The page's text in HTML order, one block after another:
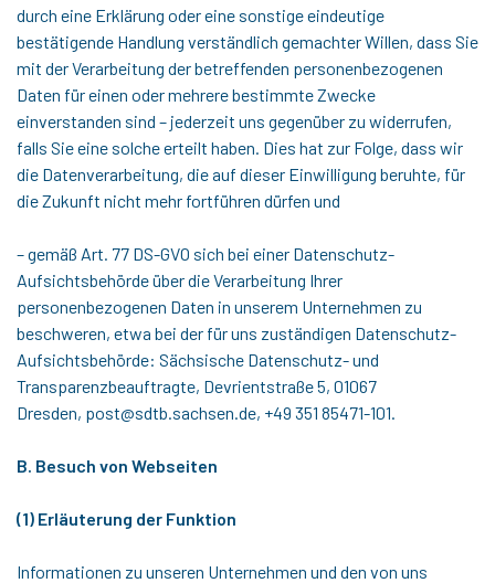
durch eine Erklärung oder eine sonstige eindeutige
bestätigende Handlung verständlich gemachter Willen, dass Sie
mit der Verarbeitung der betreffenden personenbezogenen
Daten für einen oder mehrere bestimmte Zwecke
einverstanden sind – jederzeit uns gegenüber zu widerrufen,
falls Sie eine solche erteilt haben. Dies hat zur Folge, dass wir
die Datenverarbeitung, die auf dieser Einwilligung beruhte, für
die Zukunft nicht mehr fortführen dürfen und
– gemäß Art. 77 DS-GVO sich bei einer Datenschutz-
Aufsichtsbehörde über die Verarbeitung Ihrer
personenbezogenen Daten in unserem Unternehmen zu
beschweren, etwa bei der für uns zuständigen Datenschutz-
Aufsichtsbehörde: Sächsische Datenschutz- und
Transparenzbeauftragte, Devrientstraße 5, 01067
Dresden, post@sdtb.sachsen.de, +49 351 85471-101.
B. Besuch von Webseiten
(1) Erläuterung der Funktion
Informationen zu unseren Unternehmen und den von uns